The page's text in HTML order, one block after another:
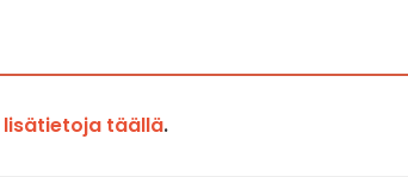
lisätietoja täällä.